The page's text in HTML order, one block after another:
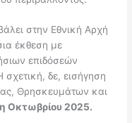
στην Εθνική Αρχή
έκθεση με
επιδόσεών
σχετική, δε, εισήγηση
Θρησκευμάτων και
Οκτωβρίου 2025.